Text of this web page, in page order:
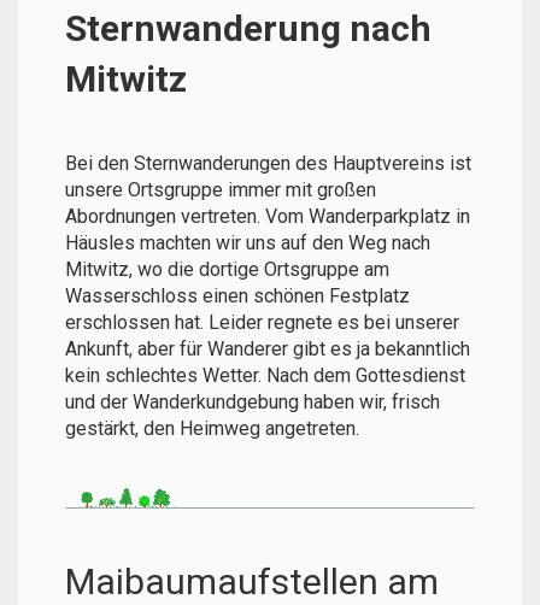
Sternwanderung nach
Mitwitz
Bei den Sternwanderungen des Hauptvereins ist
unsere Ortsgruppe immer mit großen
Abordnungen vertreten. Vom Wanderparkplatz in
Häusles machten wir uns auf den Weg nach
Mitwitz, wo die dortige Ortsgruppe am
Wasserschloss einen schönen Festplatz
erschlossen hat. Leider regnete es bei unserer
Ankunft, aber für Wanderer gibt es ja bekanntlich
kein schlechtes Wetter. Nach dem Gottesdienst
und der Wanderkundgebung haben wir, frisch
gestärkt, den Heimweg angetreten.
Maibaumaufstellen am